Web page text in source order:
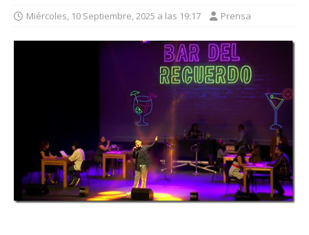
Miércoles, 10 Septiembre, 2025 a las 19:17 Prensa